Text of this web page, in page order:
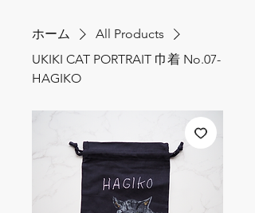
ホーム
All Products
UKIKI CAT PORTRAIT 巾着 No.07-
HAGIKO